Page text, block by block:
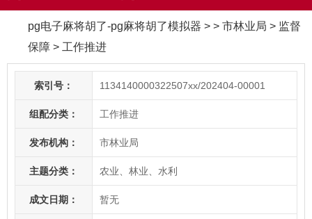
航
pg电子麻将胡了-pg麻将胡了模拟器 > > 市林业局 > 监督
保障 > 工作推进
索引号： 1134140000322507xx/202404-00001
组配分类： 工作推进
发布机构： 市林业局
主题分类： 农业、林业、水利
成文日期： 暂无